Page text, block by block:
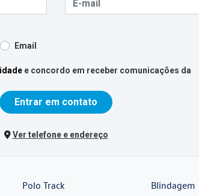
Email
e concordo em receber comunicações da
Entrar em contato
Ver telefone e endereço
Polo Track
Blindagem